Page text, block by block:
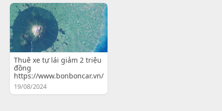
Thuê xe tự lái giảm 2 triệu
đồng
https://www.bonboncar.vn/
19/08/2024